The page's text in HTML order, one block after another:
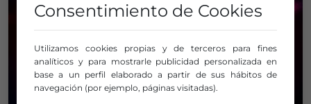
Consentimiento de Cookies
Utilizamos cookies propias y de terceros para fines
analíticos y para mostrarle publicidad personalizada en
base a un perfil elaborado a partir de sus hábitos de
navegación (por ejemplo, páginas visitadas).